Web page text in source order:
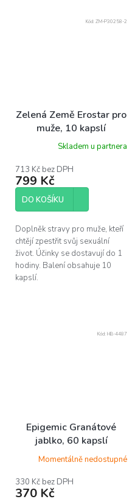
Zelená Země Erostar pro
muže, 10 kapslí
Skladem u partnera
713 Kč bez DPH
799 Kč
DO KOŠÍKU
Doplněk stravy pro muže, kteří
chtějí zpestřit svůj sexuální
život. Účinky se dostavují do 1
hodiny. Balení obsahuje 10
kapslí.
Kód: ZM-P30258-2
Epigemic Granátové
jablko, 60 kapslí
Momentálně nedostupné
330 Kč bez DPH
370 Kč
Kód: HB-4487